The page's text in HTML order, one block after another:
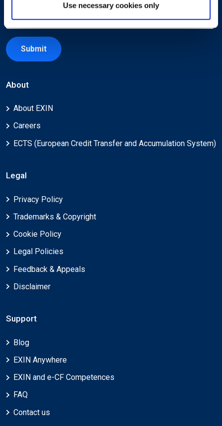
Use necessary cookies only
Submit
About
About EXIN
Careers
ECTS (European Credit Transfer and Accumulation System)
Legal
Privacy Policy
Trademarks & Copyright
Cookie Policy
Legal Policies
Feedback & Appeals
Disclaimer
Support
Blog
EXIN Anywhere
EXIN and e-CF Competences
FAQ
Contact us